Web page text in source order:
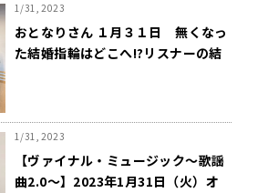
1/31, 2023
おとなりさん １月３１日 無くなっ
た結婚指輪はどこへ!?リスナーの結
1/31, 2023
【ヴァイナル・ミュージック～歌謡
曲2.0～】2023年1月31日（火）オ